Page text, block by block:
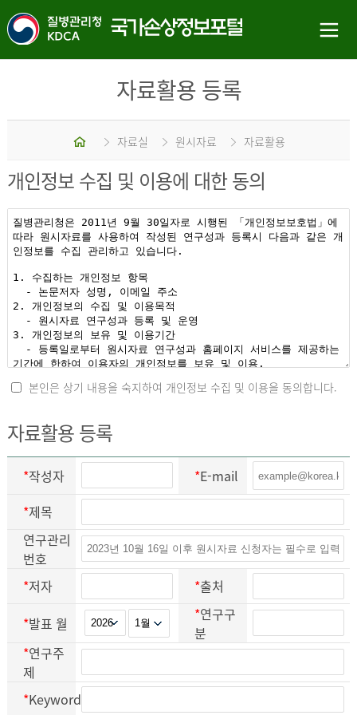
자료활용 등록
홈 자료실 원시자료 자료활용
개인정보 수집 및 이용에 대한 동의
본인은 상기 내용을 숙지하여 개인정보 수집 및 이용을 동의합니다.
자료활용 등록
*작성자 *E-mail
*제목
연구관리
번호
*저자 *출처
*발표 월 *연구구
분
*연구주
제
*Keyword